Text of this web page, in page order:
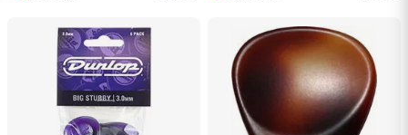
Eclairage
Batteries & Percu